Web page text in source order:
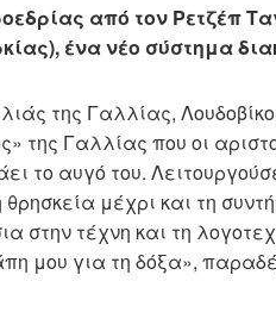
από τον Ρετζέπ
ένα νέο σύστημα
της Γαλλίας,
της Γαλλίας που οι
το αυγό του.
μέχρι και τη
στην τέχνη και τη
μου για τη δόξα»,